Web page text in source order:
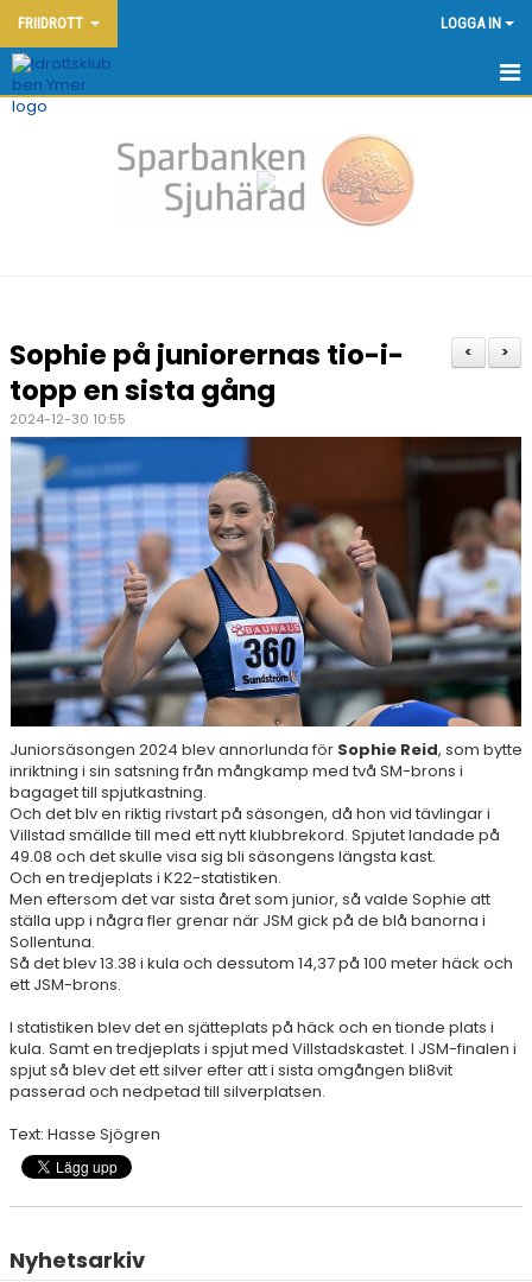
FRIIDROTT LOGGA IN
HEM - FRIIDROTT
DOKUMENT
FRIIDROTTSSKOLAN
YMERSPELEN DEN 7:E JUNI 2026
TÄVLINGAR
RESULTAT & STATISTIK
NIU BORÅS
MÅNADENS FRIIDROTTARE
>
<
Sophie på juniorernas tio-i-
topp en sista gång
2024-12-30 10:55
Juniorsäsongen 2024 blev annorlunda för Sophie Reid, som bytte
inriktning i sin satsning från mångkamp med två SM-brons i
bagaget till spjutkastning.
Och det blv en riktig rivstart på säsongen, då hon vid tävlingar i
Villstad smällde till med ett nytt klubbrekord. Spjutet landade på
49.08 och det skulle visa sig bli säsongens längsta kast.
Och en tredjeplats i K22-statistiken.
Men eftersom det var sista året som junior, så valde Sophie att
ställa upp i några fler grenar när JSM gick på de blå banorna i
Sollentuna.
Så det blev 13.38 i kula och dessutom 14,37 på 100 meter häck och
ett JSM-brons.
I statistiken blev det en sjätteplats på häck och en tionde plats i
kula. Samt en tredjeplats i spjut med Villstadskastet. I JSM-finalen i
spjut så blev det ett silver efter att i sista omgången bli8vit
passerad och nedpetad till silverplatsen.
Text: Hasse Sjögren
Nyhetsarkiv